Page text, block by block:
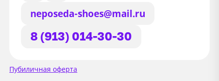
neposeda-shoes@mail.ru
8 (913) 014-30-30
Пубиличная оферта
Сайт использует файлы Cookie